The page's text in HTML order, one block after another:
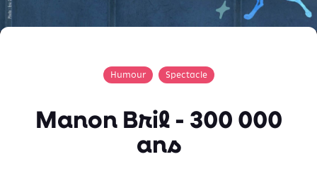
Humour Spectacle
Manon Bril - 300 000
ans